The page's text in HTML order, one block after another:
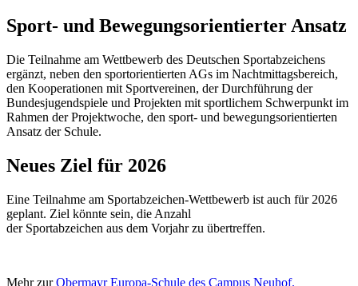
Sport- und Bewegungsorientierter Ansatz
Die Teilnahme am Wettbewerb des Deutschen Sportabzeichens
ergänzt, neben den sportorientierten AGs im Nachtmittagsbereich,
den Kooperationen mit Sportvereinen, der Durchführung der
Bundesjugendspiele und Projekten mit sportlichem Schwerpunkt im
Rahmen der Projektwoche, den sport- und bewegungsorientierten
Ansatz der Schule.
Neues Ziel für 2026
Eine Teilnahme am Sportabzeichen-Wettbewerb ist auch für 2026
geplant. Ziel könnte sein, die Anzahl
der Sportabzeichen aus dem Vorjahr zu übertreffen.
Mehr zurObermayr Europa-Schule des Campus Neuhof.